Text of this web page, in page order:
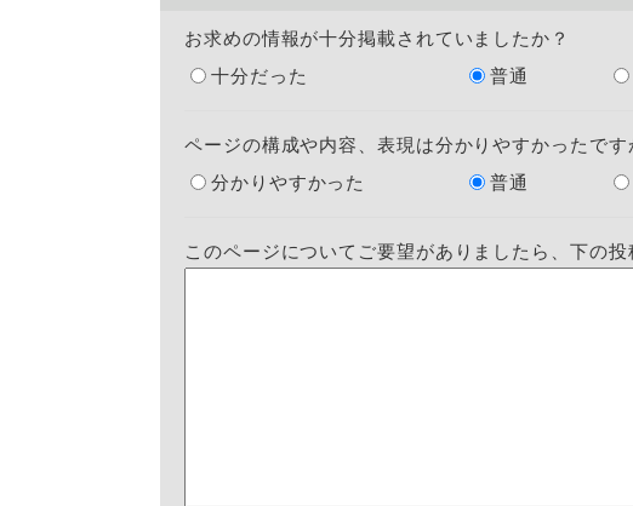
お求めの情報が十分掲載されていましたか？
十分だった
普通
ページの構成や内容、表現は分かりやすかったです
分かりやすかった
普通
このページについてご要望がありましたら、下の投